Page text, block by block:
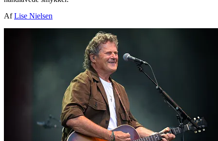
AfLise Nielsen